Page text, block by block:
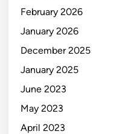
February 2026
January 2026
December 2025
January 2025
June 2023
May 2023
April 2023